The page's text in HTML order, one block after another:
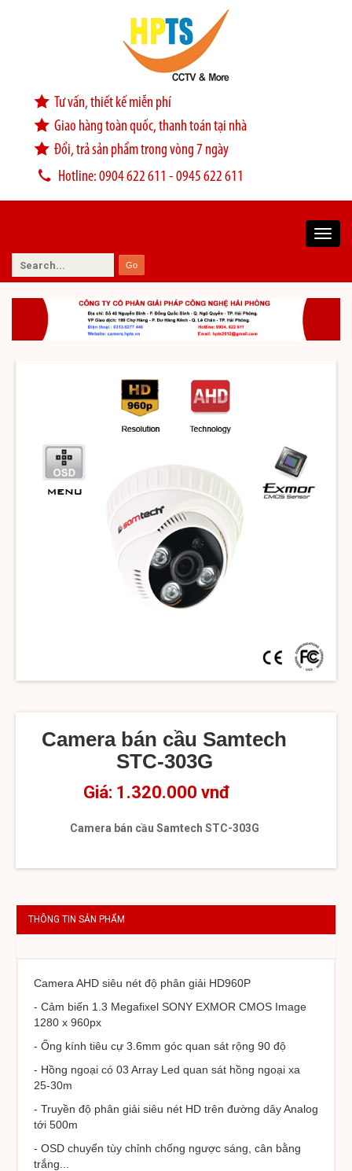
Tư vấn, thiết kế miễn phí
Giao hàng toàn quốc, thanh toán tại nhà
Đổi, trả sản phẩm trong vòng 7 ngày
Hotline: 0904 622 611 - 0945 622 611
Go
Camera bán cầu Samtech
STC-303G
Giá: 1.320.000 vnđ
Camera bán cầu Samtech STC-303G
THÔNG TIN SẢN PHẨM
Camera AHD siêu nét độ phân giải HD960P
- Cảm biến 1.3 Megafixel SONY EXMOR CMOS Image
1280 x 960px
- Ống kính tiêu cự 3.6mm góc quan sát rộng 90 độ
- Hồng ngoại có 03 Array Led quan sát hồng ngoại xa
25-30m
- Truyền độ phân giải siêu nét HD trên đường dây Analog
tới 500m
- OSD chuyển tùy chỉnh chống ngược sáng, cân bằng
trắng...